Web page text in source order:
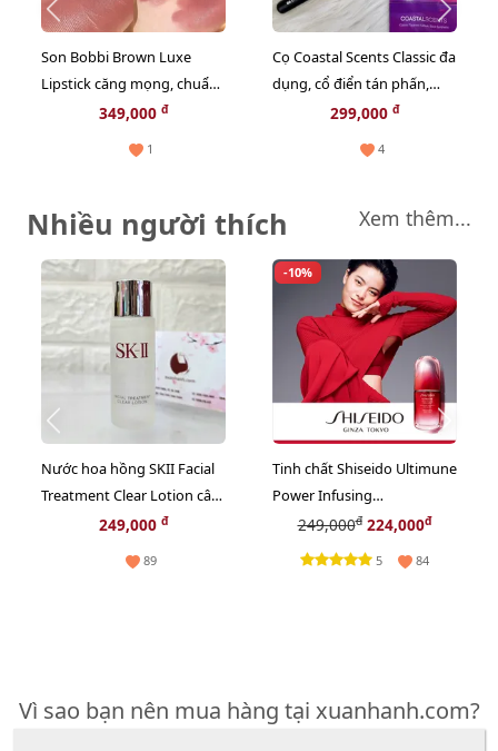
Son Bobbi Brown Luxe
Lipstick căng mọng, chuẩn
màu, #315 Neutral Rose
349,000 đ
1
Cọ Coastal Scents Classic đa
dụng, cổ điển tán phấn,
nền, CC, kem lót.... dạng
299,000 đ
4
Nhiều người thích Xem thêm...
Nước hoa hồng SKII Facial
Treatment Clear Lotion cân
bằng sâu cho da, 30ml
249,000 đ
89
-10%
Tinh chất Shiseido Ultimune
Power Infusing
Concentrate khôi phục, tái
tạo da, 10ml
249,000đ224,000đ
5 84
Vì sao bạn nên mua hàng tại xuanhanh.com?